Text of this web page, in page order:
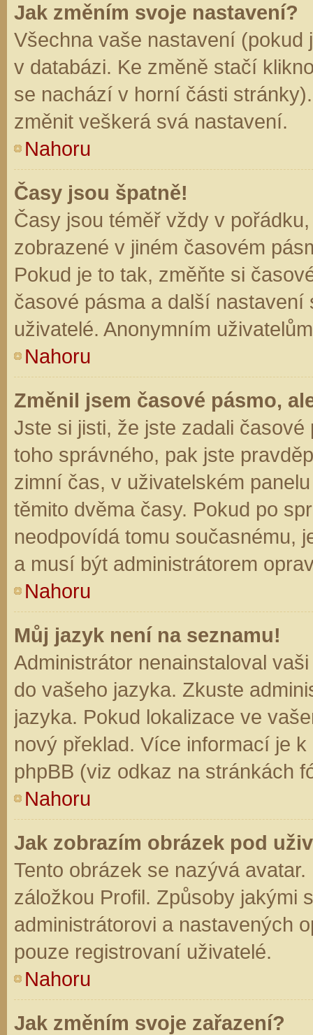
Jak změním svoje nastavení?
Všechna vaše nastavení (pokud
v databázi. Ke změně stačí
se nachází v horní části
změnit veškerá svá nastavení.
Nahoru
Časy jsou špatně!
Časy jsou téměř vždy v
zobrazené v jiném časovém
Pokud je to tak, změňte si
časové pásma a další
uživatelé. Anonymním
Nahoru
Změnil jsem časové pásmo,
Jste si jisti, že jste zadali
toho správného, pak jste
zimní čas, v uživatelském
těmito dvěma časy. Pokud po
neodpovídá tomu současnému,
a musí být administrátorem
Nahoru
Můj jazyk není na seznamu!
Administrátor nenainstaloval
do vašeho jazyka. Zkuste
jazyka. Pokud lokalizace ve
nový překlad. Více informací je
phpBB (viz odkaz na stránkách
Nahoru
Jak zobrazím obrázek pod
Tento obrázek se nazývá
záložkou Profil. Způsoby jakými
administrátorovi a nastavených
pouze registrovaní uživatelé.
Nahoru
Jak změním svoje zařazení?